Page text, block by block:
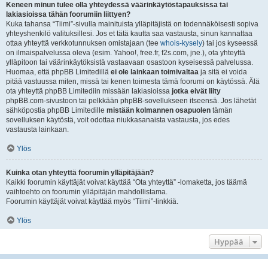
Keneen minun tulee olla yhteydessä väärinkäytöstapauksissa tai
lakiasioissa tähän foorumiin liittyen?
Kuka tahansa “Tiimi”-sivulla mainituista ylläpitäjistä on todennäköisesti sopiva
yhteyshenkilö valituksillesi. Jos et tätä kautta saa vastausta, sinun kannattaa
ottaa yhteyttä verkkotunnuksen omistajaan (tee whois-kysely) tai jos kyseessä
on ilmaispalvelussa oleva (esim. Yahoo!, free.fr, f2s.com, jne.), ota yhteyttä
ylläpitoon tai väärinkäytöksistä vastaavaan osastoon kyseisessä palvelussa.
Huomaa, että phpBB Limitedillä ei ole lainkaan toimivaltaa ja sitä ei voida
pitää vastuussa miten, missä tai kenen toimesta tämä foorumi on käytössä. Älä
ota yhteyttä phpBB Limitediin missään lakiasioissa jotka eivät liity
phpBB.com-sivustoon tai pelkkään phpBB-sovellukseen itseensä. Jos lähetät
sähköpostia phpBB Limitedille mistään kolmannen osapuolen tämän
sovelluksen käytöstä, voit odottaa niukkasanaista vastausta, jos edes
vastausta lainkaan.
Ylös
Kuinka otan yhteyttä foorumin ylläpitäjään?
Kaikki foorumin käyttäjät voivat käyttää “Ota yhteyttä” -lomaketta, jos täämä
vaihtoehto on foorumin ylläpitäjän mahdollistama.
Foorumin käyttäjät voivat käyttää myös “Tiimi”-linkkiä.
Ylös
Hyppää